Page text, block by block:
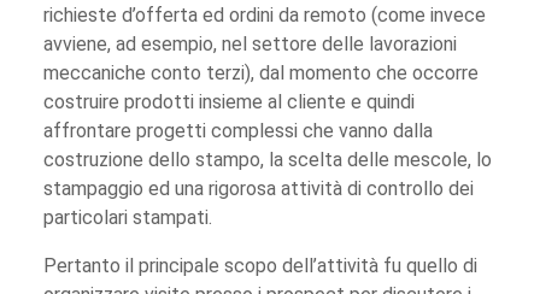
richieste d’offerta ed ordini da remoto (come invece
avviene, ad esempio, nel settore delle lavorazioni
meccaniche conto terzi), dal momento che occorre
costruire prodotti insieme al cliente e quindi
affrontare progetti complessi che vanno dalla
costruzione dello stampo, la scelta delle mescole, lo
stampaggio ed una rigorosa attività di controllo dei
particolari stampati.
Pertanto il principale scopo dell’attività fu quello di